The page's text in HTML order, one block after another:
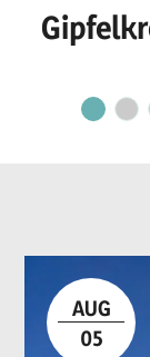
AUG
05